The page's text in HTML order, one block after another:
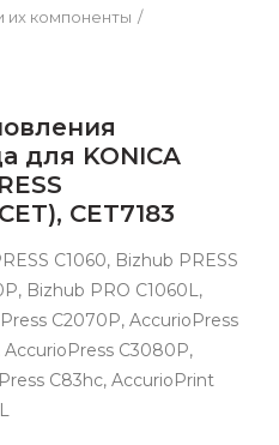
их компоненты
для KONICA
CET7183
C1060, Bizhub PRESS
Bizhub PRO C1060L,
C2070P, AccurioPress
C3080P,
C83hc, AccurioPrint